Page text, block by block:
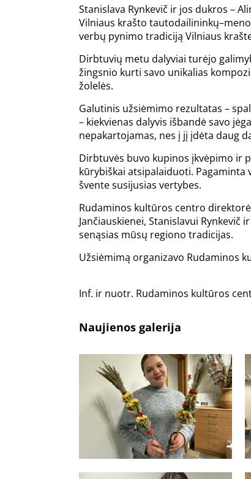
Stanislava Rynkevič ir jos dukros –
Vilniaus krašto
verbų pynimo tradiciją Vilniaus
Dirbtuvių metu dalyviai turėjo
žingsnio kurti savo unikalias
žolelės.
Galutinis užsiėmimo rezultatas –
– kiekvienas dalyvis išbandė savo
nepakartojamas, nes į jį įdėta daug
Dirbtuvės buvo kupinos įkvėpimo ir
kūrybiškai atsipalaiduoti. Pagaminta
švente susijusias vertybes.
Rudaminos kultūros centro direktorė
Jančiauskienei, Stanislavui
senąsias mūsų regiono tradicijas.
Užsiėmimą organizavo Rudaminos
Inf. ir nuotr. Rudaminos kultūros
Naujienos galerija